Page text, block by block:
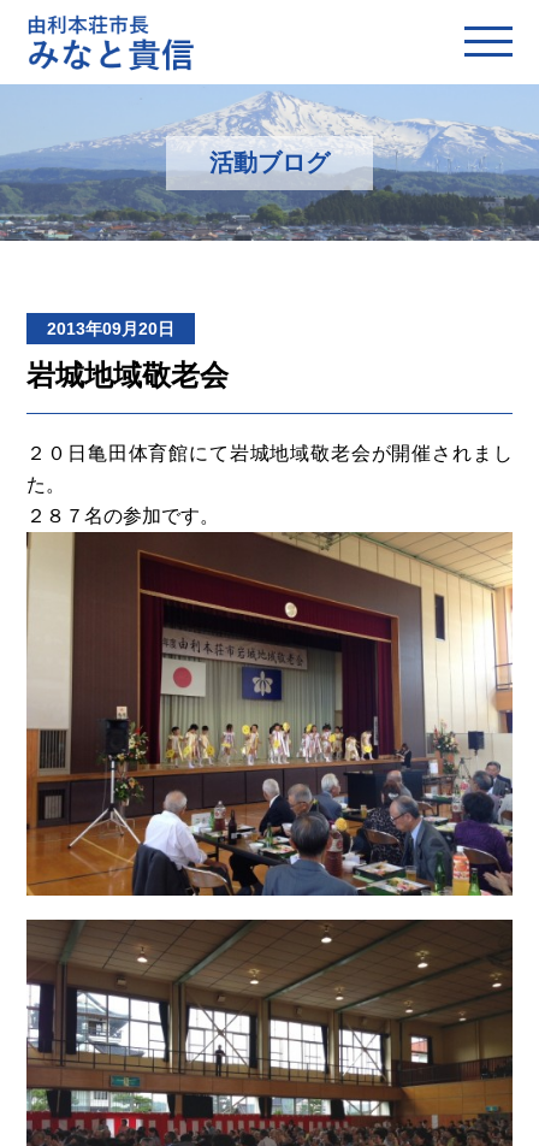
活動ブログ
2013年09月20日
岩城地域敬老会
２０日亀田体育館にて岩城地域敬老会が開催されまし
た。
２８７名の参加です。